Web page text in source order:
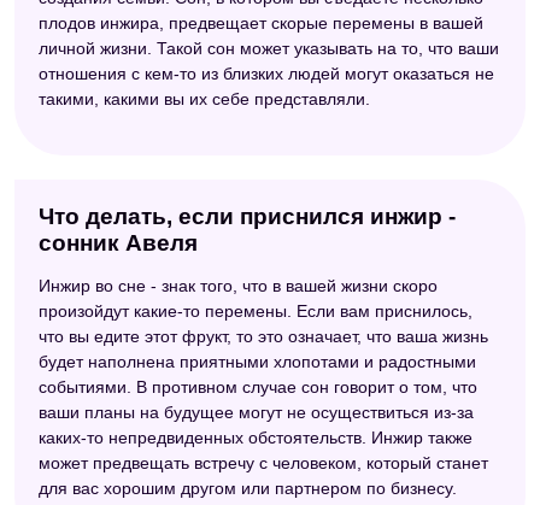
плодов инжира, предвещает скорые перемены в вашей
личной жизни. Такой сон может указывать на то, что ваши
отношения с кем-то из близких людей могут оказаться не
такими, какими вы их себе представляли.
Что делать, если приснился инжир -
сонник Авеля
Инжир во сне - знак того, что в вашей жизни скоро
произойдут какие-то перемены. Если вам приснилось,
что вы едите этот фрукт, то это означает, что ваша жизнь
будет наполнена приятными хлопотами и радостными
событиями. В противном случае сон говорит о том, что
ваши планы на будущее могут не осуществиться из-за
каких-то непредвиденных обстоятельств. Инжир также
может предвещать встречу с человеком, который станет
для вас хорошим другом или партнером по бизнесу.